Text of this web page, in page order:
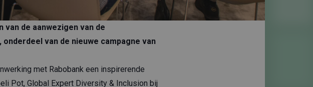
van de aanwezigen van de
van de nieuwe campagne van
met Rabobank een inspirerende
Pot, Global Expert Diversity & Inclusion bij